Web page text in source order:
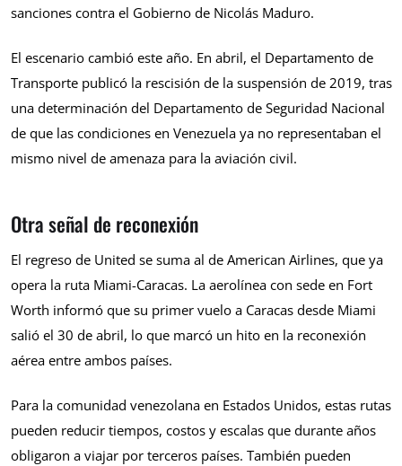
sanciones contra el Gobierno de Nicolás Maduro.
El escenario cambió este año. En abril, el Departamento de
Transporte publicó la rescisión de la suspensión de 2019, tras
una determinación del Departamento de Seguridad Nacional
de que las condiciones en Venezuela ya no representaban el
mismo nivel de amenaza para la aviación civil.
Otra señal de reconexión
El regreso de United se suma al de American Airlines, que ya
opera la ruta Miami-Caracas. La aerolínea con sede en Fort
Worth informó que su primer vuelo a Caracas desde Miami
salió el 30 de abril, lo que marcó un hito en la reconexión
aérea entre ambos países.
Para la comunidad venezolana en Estados Unidos, estas rutas
pueden reducir tiempos, costos y escalas que durante años
obligaron a viajar por terceros países. También pueden